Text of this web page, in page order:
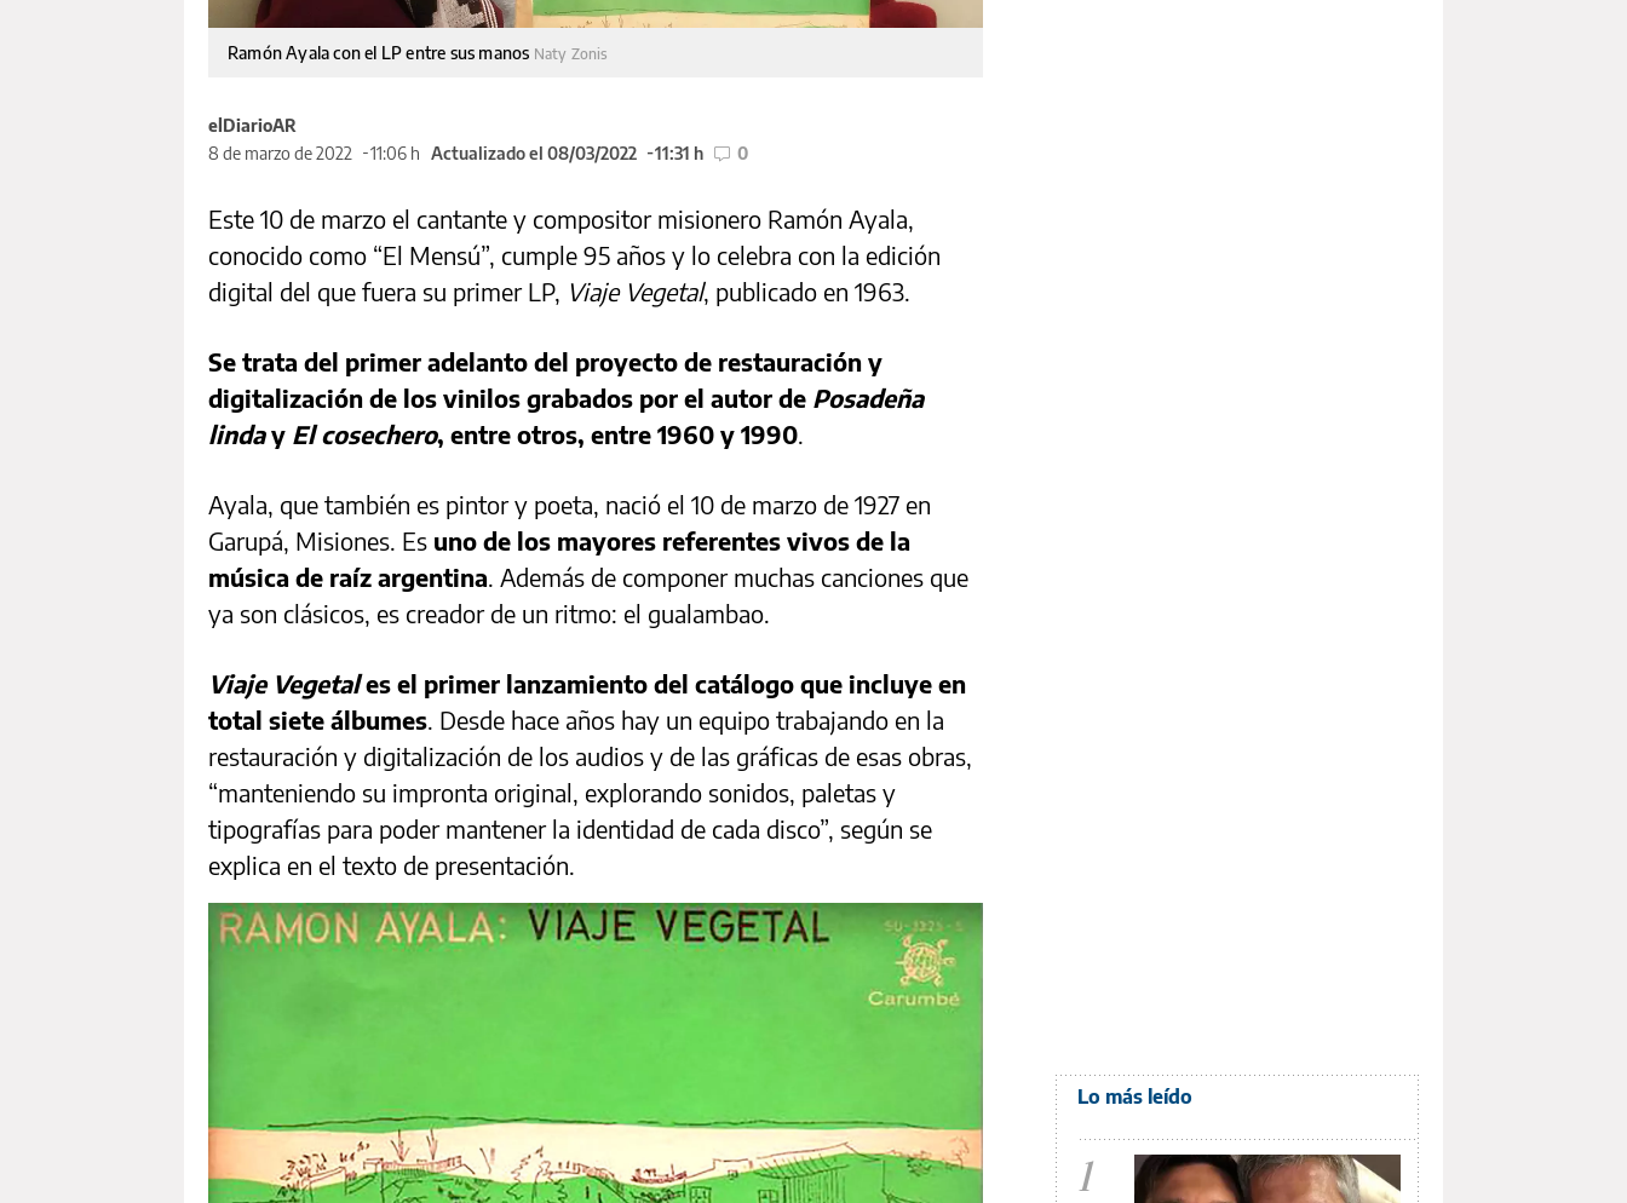
Ramón Ayala con el LP entre sus manos Naty Zonis
elDiarioAR
8 de marzo de 2022
11:06 h Actualizado el 08/03/2022 11:31 h 0
Este 10 de marzo el cantante y compositor misionero Ramón Ayala,
conocido como “El Mensú”, cumple 95 años y lo celebra con la edición
digital del que fuera su primer LP, Viaje Vegetal, publicado en 1963.
Se trata del primer adelanto del proyecto de restauración y
digitalización de los vinilos grabados por el autor de Posadeña
linday El cosechero, entre otros, entre 1960 y 1990.
Ayala, que también es pintor y poeta, nació el 10 de marzo de 1927 en
Garupá, Misiones. Es uno de los mayores referentes vivos de la
música de raíz argentina. Además de componer muchas canciones que
ya son clásicos, es creador de un ritmo: el gualambao.
Viaje Vegetales el primer lanzamiento del catálogo que incluye en
total siete álbumes. Desde hace años hay un equipo trabajando en la
restauración y digitalización de los audios y de las gráficas de esas obras,
“manteniendo su impronta original, explorando sonidos, paletas y
tipografías para poder mantener la identidad de cada disco”, según se
explica en el texto de presentación.
Lo más leído
1